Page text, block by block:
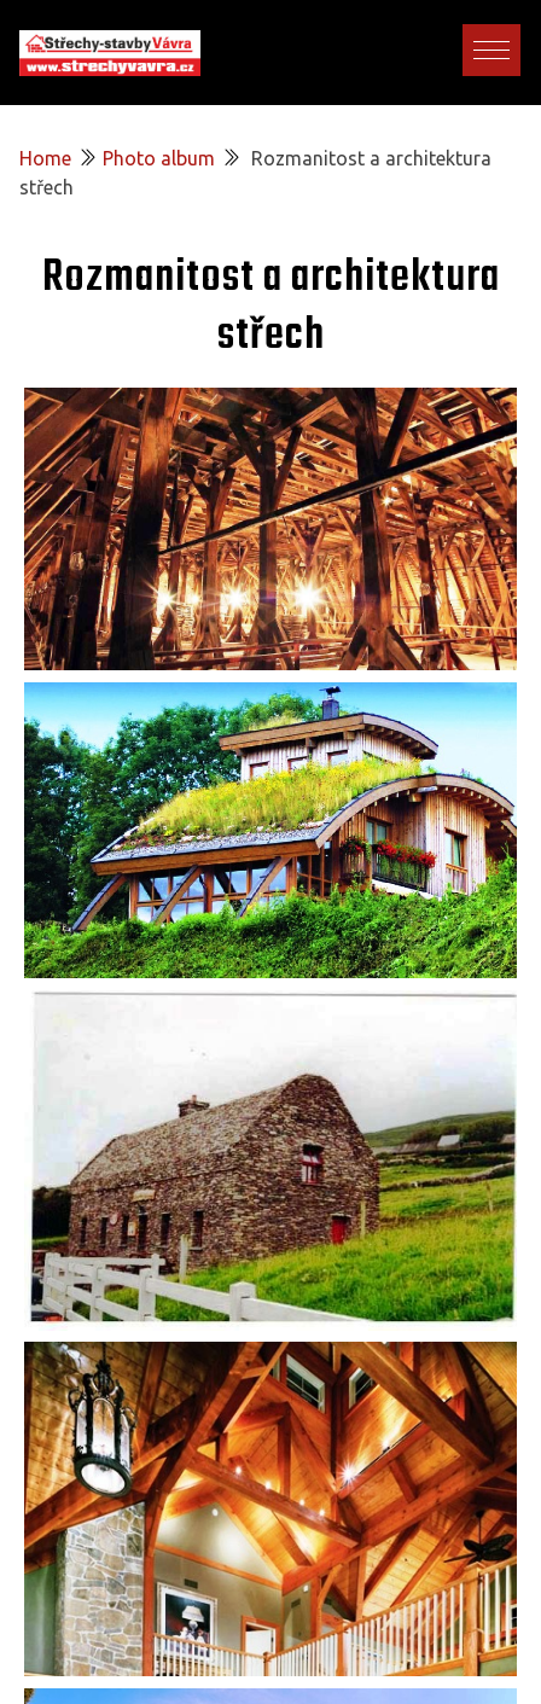
Home Photo album
Rozmanitost a architektura
střech
Rozmanitost a architektura
střech